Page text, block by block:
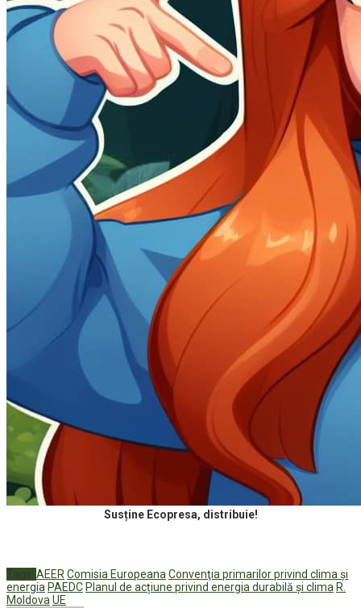
Susține Ecopresa, distribuie!
Tags: AEERComisia EuropeanaConvenţia primarilor privind clima şi
energia PAEDC Planul de acțiune privind energia durabilă și clima R.
MoldovaUE